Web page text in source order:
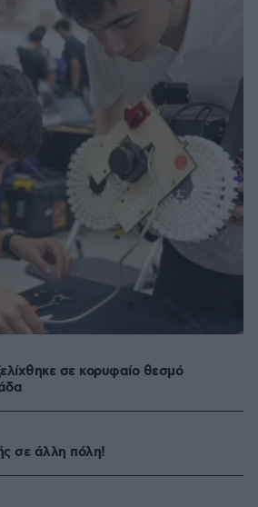
σε κορυφαίο θεσμό
σε άλλη πόλη!